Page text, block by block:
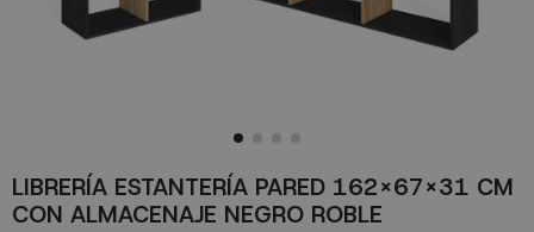
LIBRERÍA ESTANTERÍA PARED 162X67X31 CM
CON ALMACENAJE NEGRO ROBLE